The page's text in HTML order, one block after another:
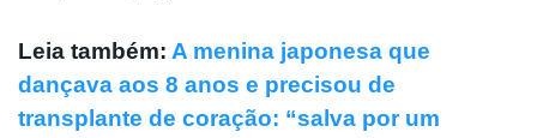
Leia também: A menina japonesa que
dançava aos 8 anos e precisou de
transplante de coração: “salva por um